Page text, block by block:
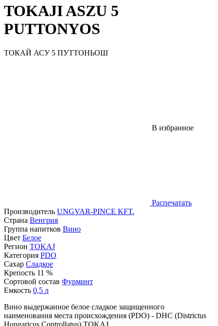
TOKAJI ASZU 5
PUTTONYOS
ТОКАЙ АСУ 5 ПУТТОНЬОШ
В избранное
Распечатать
Производитель UNGVAR-PINCE KFT.
Страна Венгрия
Группа напитков Вино
Цвет Белое
Регион TOKAJ
Категория PDO
Сахар Сладкое
Крепость 11 %
Сортовой состав Фурминт
Емкость 0,5 л
Вино выдержанное белое сладкое защищенного
наименования места происхождения (PDO) - DHC (Districtus
Hungaricus Controllatus) TOKAJ